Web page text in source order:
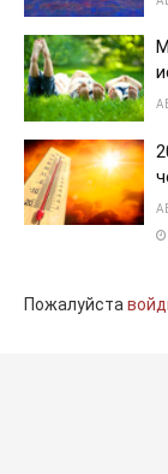
Пожалуйста